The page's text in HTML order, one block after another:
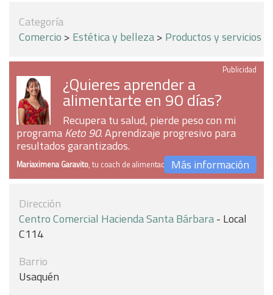
Categoría
Comercio > Estética y belleza> Productos y servicios
Publicidad
¿Quieres aprender a
alimentarte en 90 días?
Recupera tu salud, pierde peso con mi
programaKeto 90. Aprendizaje progresivo para
resultados garantizados.
Mariaximena Garavito, tu coach de alimentaciónMás información
Dirección
Centro Comercial Hacienda Santa Bárbara- Local
C114
Barrio
Usaquén